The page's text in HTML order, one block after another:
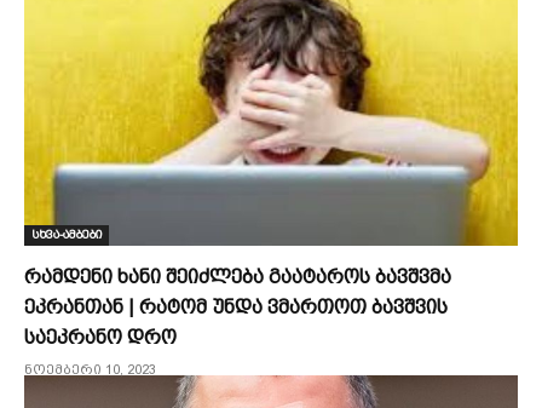
სხვა-ამბები
რამდენი ხანი შეიძლება გაატაროს ბავშვმა
ეკრანთან | რატომ უნდა ვმართოთ ბავშვის
საეკრანო დრო
ნოემბერი 10, 2023